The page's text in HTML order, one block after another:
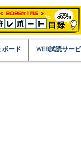
ボード WEB試読サー